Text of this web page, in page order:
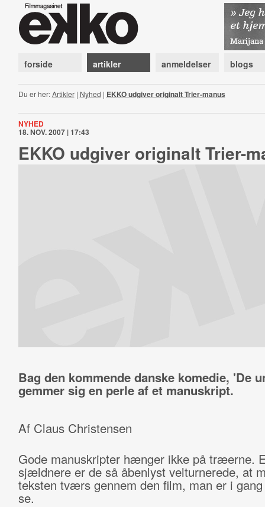
forside artikler anmeldelser blogs
Du er her:Artikler| Nyhed | EKKO udgiver originalt Trier-manus
NYHED
18. NOV. 2007 | 17:43
EKKO udgiver originalt Trier-
Bag den kommende danske komedie, 'De
gemmer sig en perle af et manuskript.
Af Claus Christensen
Gode manuskripter hænger ikke på træerne.
sjældnere er de så åbenlyst velturnerede, at
teksten tværs gennem den film, man er i
se.